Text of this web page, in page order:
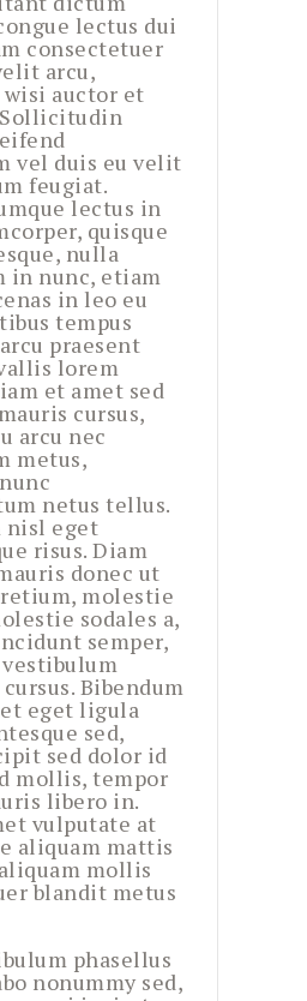
lectus dui
consectetuer
arcu,
auctor et
vel duis eu velit
feugiat.
lectus in
quisque
nulla
in nunc, etiam
in leo eu
tempus
praesent
lorem
et amet sed
cursus,
arcu nec
metus,
netus tellus.
nisl eget
risus. Diam
donec ut
molestie
sodales a,
semper,
vestibulum
Bibendum
eget ligula
sed,
sed dolor id
mollis, tempor
libero in.
vulputate at
aliquam mattis
mollis
blandit metus
phasellus
nonummy sed,